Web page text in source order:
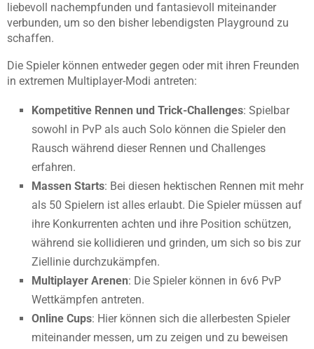
liebevoll nachempfunden und fantasievoll miteinander
verbunden, um so den bisher lebendigsten Playground zu
schaffen.
Die Spieler können entweder gegen oder mit ihren Freunden
in extremen Multiplayer-Modi antreten:
Kompetitive Rennen und Trick-Challenges: Spielbar
sowohl in PvP als auch Solo können die Spieler den
Rausch während dieser Rennen und Challenges
erfahren.
Massen Starts: Bei diesen hektischen Rennen mit mehr
als 50 Spielern ist alles erlaubt. Die Spieler müssen auf
ihre Konkurrenten achten und ihre Position schützen,
während sie kollidieren und grinden, um sich so bis zur
Ziellinie durchzukämpfen.
Multiplayer Arenen: Die Spieler können in 6v6 PvP
Wettkämpfen antreten.
Online Cups: Hier können sich die allerbesten Spieler
miteinander messen, um zu zeigen und zu beweisen